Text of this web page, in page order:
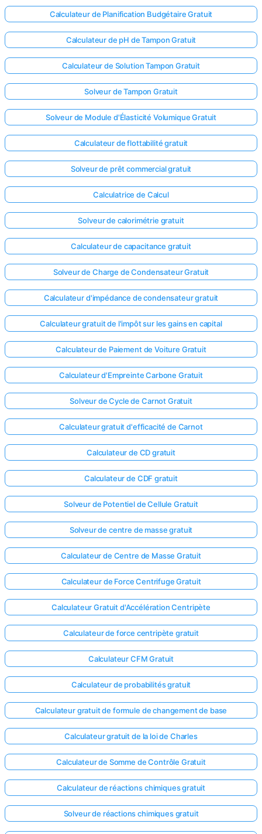
Calculateur de Planification Budgétaire Gratuit
Calculateur de pH de Tampon Gratuit
Calculateur de Solution Tampon Gratuit
Solveur de Tampon Gratuit
Solveur de Module d'Élasticité Volumique Gratuit
Calculateur de flottabilité gratuit
Solveur de prêt commercial gratuit
Calculatrice de Calcul
Solveur de calorimétrie gratuit
Calculateur de capacitance gratuit
Solveur de Charge de Condensateur Gratuit
Calculateur d'impédance de condensateur gratuit
Calculateur gratuit de l'impôt sur les gains en capital
Calculateur de Paiement de Voiture Gratuit
Calculateur d'Empreinte Carbone Gratuit
Solveur de Cycle de Carnot Gratuit
Calculateur gratuit d'efficacité de Carnot
Calculateur de CD gratuit
Calculateur de CDF gratuit
Solveur de Potentiel de Cellule Gratuit
Solveur de centre de masse gratuit
Calculateur de Centre de Masse Gratuit
Calculateur de Force Centrifuge Gratuit
Calculateur Gratuit d'Accélération Centripète
Calculateur de force centripète gratuit
Calculateur CFM Gratuit
Calculateur de probabilités gratuit
Calculateur gratuit de formule de changement de base
Calculateur gratuit de la loi de Charles
Calculateur de Somme de Contrôle Gratuit
Calculateur de réactions chimiques gratuit
Solveur de réactions chimiques gratuit